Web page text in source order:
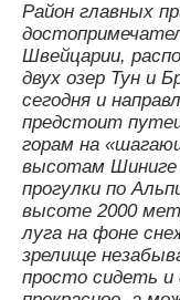
Район главных
Швейцарии,
двух озер Тун и
сегодня и
предстоит
горам на
высотам
прогулки по
высоте 2000
луга на фоне
зрелище
просто сидеть и